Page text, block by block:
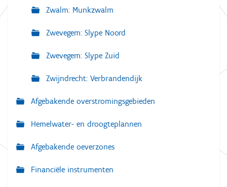
Zwalm: Munkzwalm
Zwevegem: Slype Noord
Zwevegem: Slype Zuid
Zwijndrecht: Verbrandendijk
Afgebakende overstromingsgebieden
Hemelwater- en droogteplannen
Afgebakende oeverzones
Financiële instrumenten